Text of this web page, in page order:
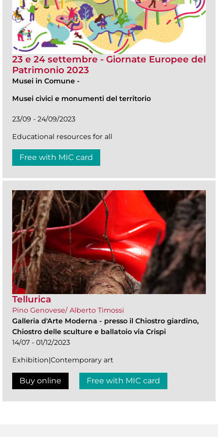
23 e 24 settembre - Giornate Europee del
Patrimonio 2023
Musei in Comune -
Musei civici e monumenti del territorio
23/09 - 24/09/2023
Educational resources for all
Free with MIC card
Tellurica
Pino Genovese/ Alberto Timossi
Galleria d'Arte Moderna - presso il Chiostro giardino,
Chiostro delle sculture e ballatoio via Crispi
14/07 - 01/12/2023
Exhibition|Contemporary art
Buy online Free with MIC card